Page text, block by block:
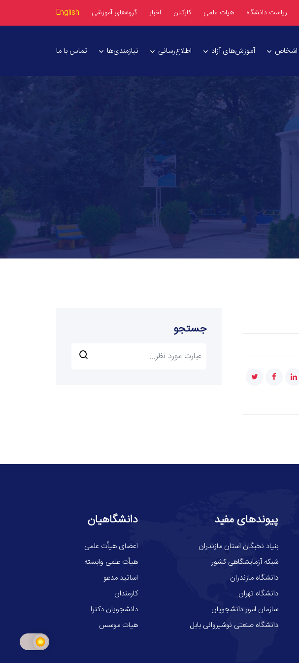
ریاست دانشگاه هیات علمی کارکنان اخبار گروه‌های آموزشی English
اشخاص آموزش‌های آزاد اطلاع‌رسانی نیازمندی‌ها تماس با ما
جستجو
پیوندهای مفید
بنیاد نخبگان استان مازندران
شبکه آزمایشگاهی کشور
دانشگاه مازندران
دانشگاه تهران
سازمان امور دانشجویان
دانشگاه صنعتی نوشیروانی بابل
دانشگاهیان
اعضای هیأت علمی
هیأت علمی وابسته
اساتید مدعو
کارمندان
دانشجویان دکترا
هیات موسس